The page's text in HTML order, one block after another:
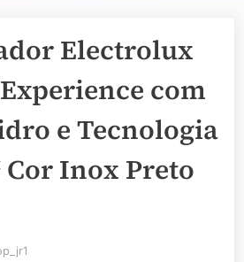
Electrolux
com
e Tecnologia
Inox Preto